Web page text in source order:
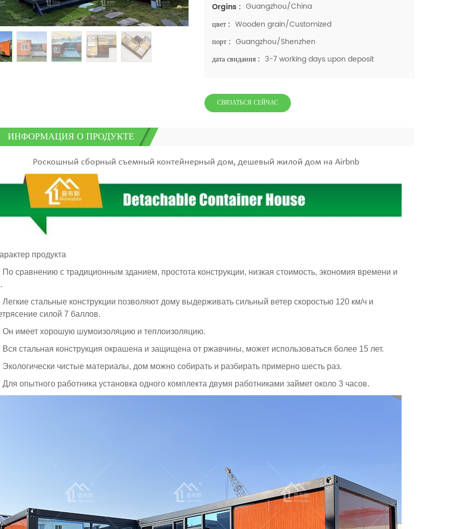
Orgins : Guangzhou/China
цвет : Wooden grain/Customized
порт : Guangzhou/Shenzhen
дата свидания : 3-7 working days upon deposit
СВЯЗАТЬСЯ СЕЙЧАС
ИНФОРМАЦИЯ О ПРОДУКТЕ
Роскошный сборный съемный контейнерный дом, дешевый жилой дом на Airbnb
продукта
сравнению с традиционным зданием, простота конструкции, низкая стоимость, экономия времени и
стальные конструкции позволяют дому выдерживать сильный ветер скоростью 120 км/ч и
силой 7 баллов.
имеет хорошую шумоизоляцию и теплоизоляцию.
стальная конструкция окрашена и защищена от ржавчины, может использоваться более 15 лет.
чистые материалы, дом можно собирать и разбирать примерно шесть раз.
опытного работника установка одного комплекта двумя работниками займет около 3 часов.